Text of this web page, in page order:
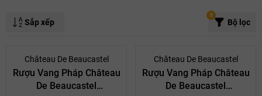
Sắp xếp Bộ lọc
0
- 10%
Château De Beaucastel
Rượu Vang Pháp Château
De Beaucastel
- 10%
Château De Beaucastel
Rượu Vang Pháp Château
De Beaucastel